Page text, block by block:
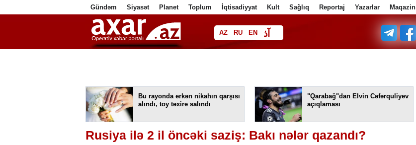
Gündəm Siyasət Planet Toplum İqtisadiyyat Kult Sağlıq Reportaj Yazarlar Maqazin
AZ RU EN آذ
فا
Bu rayonda erkən nikahın qarşısı
alındı, toy təxirə salındı
"Qarabağ"dan Elvin Cəfərquliyev
açıqlaması
Rusiya ilə 2 il öncəki saziş: Bakı nələr qazandı?